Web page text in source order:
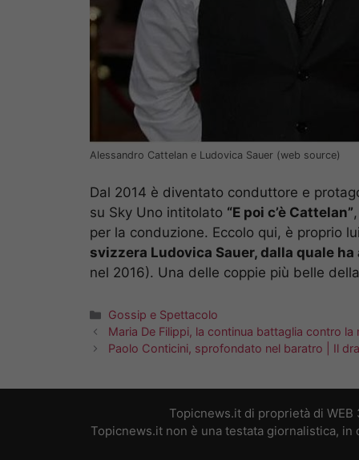
Alessandro Cattelan e Ludovica Sauer (web source)
Dal 2014 è diventato conduttore e
su Sky Uno intitolato “E poi c’è Cattelan”
per la conduzione. Eccolo qui, è proprio
svizzera Ludovica Sauer, dalla quale
nel 2016). Una delle coppie più belle
Categorie
Gossip e Spettacolo
Maria De Filippi, la continua battaglia contro
Paolo Conticini, sprofondato nel baratro | Il
Topicnews.it di proprietà di WEB
Topicnews.it non è una testata giornalistica,